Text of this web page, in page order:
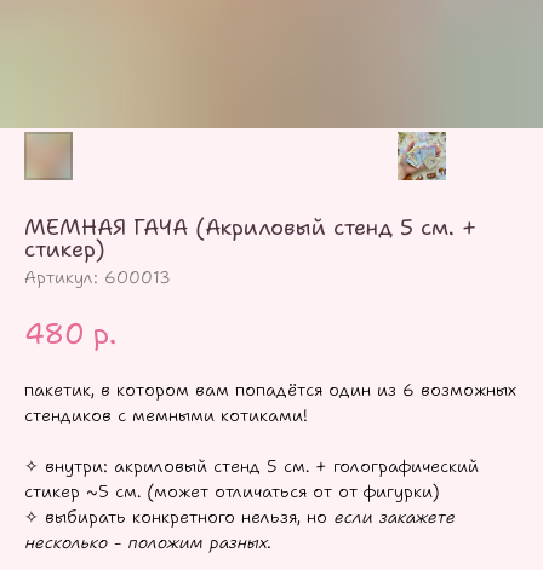
МЕМНАЯ ГАЧА (Акриловый стенд 5 см. +
стикер)
Артикул: 600013
480 р.
пакетик, в котором вам попадётся один из 6 возможных
стендиков с мемными котиками!
✧ внутри: акриловый стенд 5 см. + голографический
стикер ~5 см. (может отличаться от от фигурки)
✧ выбирать конкретного нельзя, но если закажете
несколько - положим разных.